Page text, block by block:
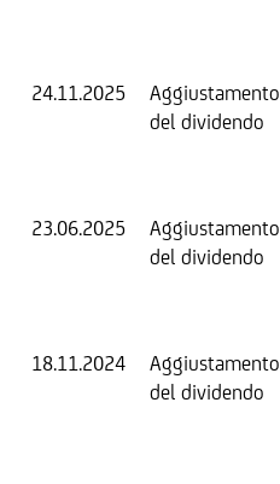
24.11.2025
Aggiustamento
del dividendo
23.06.2025
Aggiustamento
del dividendo
18.11.2024
Aggiustamento
del dividendo